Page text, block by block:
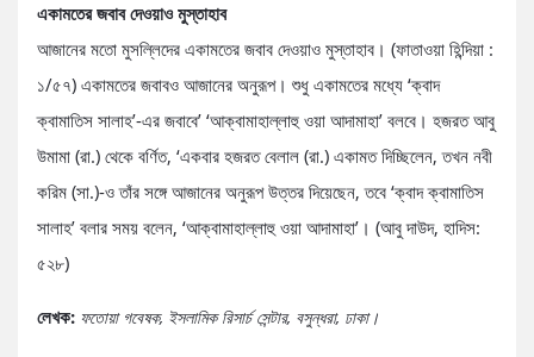
একামতের জবাব দেওয়াও মুস্তাহাব
আজানের মতো মুসল্লিদের একামতের জবাব দেওয়াও মুস্তাহাব। (ফাতাওয়া হিন্দিয়া :
১/৫৭) একামতের জবাবও আজানের অনুরূপ। শুধু একামতের মধ্যে ‘ক্বাদ
ক্বামাতিস সালাহ’-এর জবাবে’ ‘আক্বামাহাল্লাহু ওয়া আদামাহা’ বলবে। হজরত আবু
উমামা (রা.) থেকে বর্ণিত, ‘একবার হজরত বেলাল (রা.) একামত দিচ্ছিলেন, তখন নবী
করিম (সা.)-ও তাঁর সঙ্গে আজানের অনুরূপ উত্তর দিয়েছেন, তবে ‘ক্বাদ ক্বামাতিস
সালাহ’ বলার সময় বলেন, ‘আক্বামাহাল্লাহু ওয়া আদামাহা’। (আবু দাউদ, হাদিস:
৫২৮)
লেখক: ফতোয়া গবেষক, ইসলামিক রিসার্চ সেন্টার, বসুন্ধরা, ঢাকা।